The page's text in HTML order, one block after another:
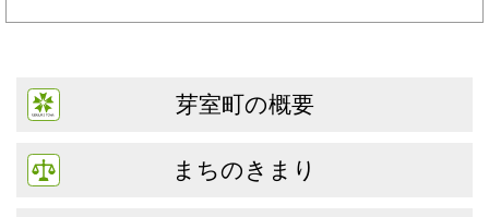
芽室町の概要
まちのきまり